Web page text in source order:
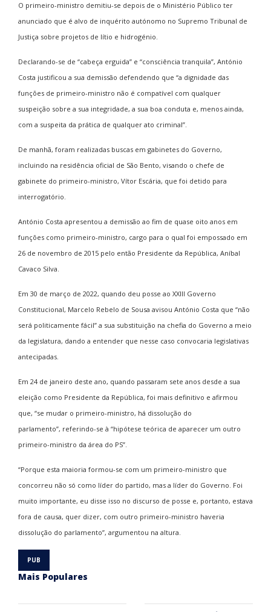
O primeiro-ministro demitiu-se depois de o Ministério Público ter
anunciado que é alvo de inquérito autónomo no Supremo Tribunal de
Justiça sobre projetos de lítio e hidrogénio.
Declarando-se de “cabeça erguida” e “consciência tranquila”, António
Costa justificou a sua demissão defendendo que “a dignidade das
funções de primeiro-ministro não é compatível com qualquer
suspeição sobre a sua integridade, a sua boa conduta e, menos ainda,
com a suspeita da prática de qualquer ato criminal”.
De manhã, foram realizadas buscas em gabinetes do Governo,
incluindo na residência oficial de São Bento, visando o chefe de
gabinete do primeiro-ministro, Vítor Escária, que foi detido para
interrogatório.
António Costa apresentou a demissão ao fim de quase oito anos em
funções como primeiro-ministro, cargo para o qual foi empossado em
26 de novembro de 2015 pelo então Presidente da República, Aníbal
Cavaco Silva.
Em 30 de março de 2022, quando deu posse ao XXIII Governo
Constitucional, Marcelo Rebelo de Sousa avisou António Costa que “não
será politicamente fácil” a sua substituição na chefia do Governo a meio
da legislatura, dando a entender que nesse caso convocaria legislativas
antecipadas.
Em 24 de janeiro deste ano, quando passaram sete anos desde a sua
eleição como Presidente da República, foi mais definitivo e afirmou
que, “se mudar o primeiro-ministro, há dissolução do
parlamento”, referindo-se à “hipótese teórica de aparecer um outro
primeiro-ministro da área do PS”.
“Porque esta maioria formou-se com um primeiro-ministro que
concorreu não só como líder do partido, mas a líder do Governo. Foi
muito importante, eu disse isso no discurso de posse e, portanto, estava
fora de causa, quer dizer, com outro primeiro-ministro haveria
dissolução do parlamento”, argumentou na altura.
Mais Populares